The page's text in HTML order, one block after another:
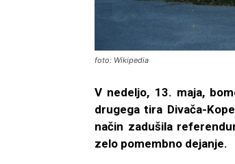
foto: Wikipedia
V nedeljo, 13. maja,
drugega tira Divača-
način zadušila
zelo pomembno dejanje.